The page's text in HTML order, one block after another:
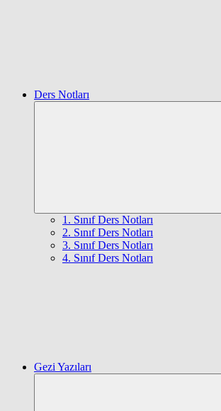
Ders Notları
1. Sınıf Ders Notları
2. Sınıf Ders Notları
3. Sınıf Ders Notları
4. Sınıf Ders Notları
Gezi Yazıları